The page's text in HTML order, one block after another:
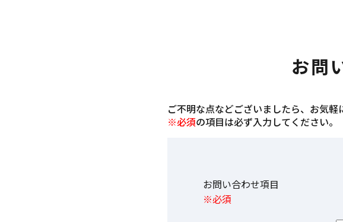
お問
ご不明な点などございましたら、お気軽
※必須の項目は必ず入力してください。
お問い合わせ項目
※必須